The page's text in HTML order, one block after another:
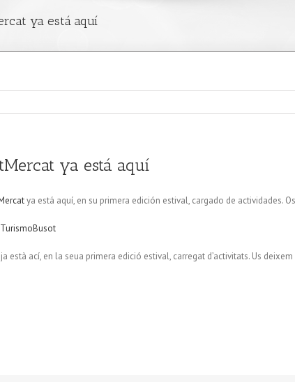
ya está aquí
ya está aquí
ya está aquí, en su primera edición estival, cargado de actividades.
ja està ací, en la seua primera edició estival, carregat d’activitats. Us